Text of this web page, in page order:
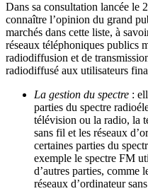
Dans sa consultation lancée le
connaître l’opinion du grand
marchés dans cette liste, à
réseaux téléphoniques publics
radiodiffusion et de
radiodiffusé aux utilisateurs
La gestion du spectre :
parties du spectre
télévision ou la radio, la
sans fil et les réseaux
certaines parties du
exemple le spectre FM
d’autres parties, comme
réseaux d’ordinateur